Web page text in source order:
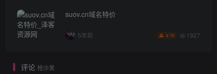
suov.cn域名特价
5年前 ￥ 10 1927
评论 抢沙发